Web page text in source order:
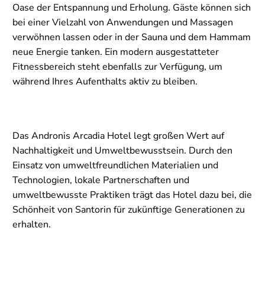
Oase der Entspannung und Erholung. Gäste können sich
bei einer Vielzahl von Anwendungen und Massagen
verwöhnen lassen oder in der Sauna und dem Hammam
neue Energie tanken. Ein modern ausgestatteter
Fitnessbereich steht ebenfalls zur Verfügung, um
während Ihres Aufenthalts aktiv zu bleiben.
Das Andronis Arcadia Hotel legt großen Wert auf
Nachhaltigkeit und Umweltbewusstsein. Durch den
Einsatz von umweltfreundlichen Materialien und
Technologien, lokale Partnerschaften und
umweltbewusste Praktiken trägt das Hotel dazu bei, die
Schönheit von Santorin für zukünftige Generationen zu
erhalten.